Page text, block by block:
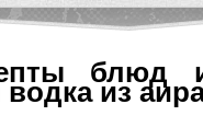
блюд
из